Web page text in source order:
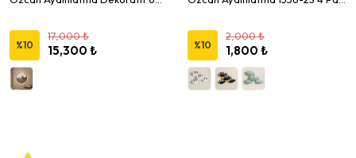
%10
17,000 ₺
15,300 ₺ %10
2,000 ₺
1,800 ₺